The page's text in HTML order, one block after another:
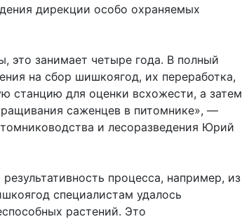
дирекции особо охраняемых
занимает четыре года. В полный
на сбор шишкоягод, их переработка,
станцию для оценки всхожести, а затем
саженцев в питомнике», —
и лесоразведения Юрий
процесса, например, из
специалистам удалось
растений. Это